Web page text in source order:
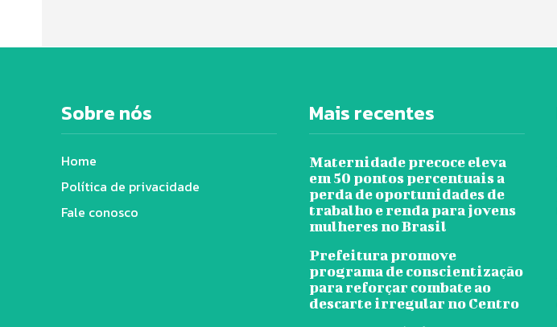
Sobre nós
Home
Política de privacidade
Fale conosco
Mais recentes
Maternidade precoce eleva
em 50 pontos percentuais a
perda de oportunidades de
trabalho e renda para jovens
mulheres no Brasil
Prefeitura promove
programa de conscientização
para reforçar combate ao
descarte irregular no Centro